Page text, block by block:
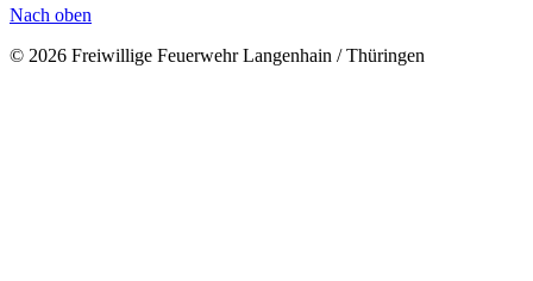
Nach oben
© 2026 Freiwillige Feuerwehr Langenhain / Thüringen